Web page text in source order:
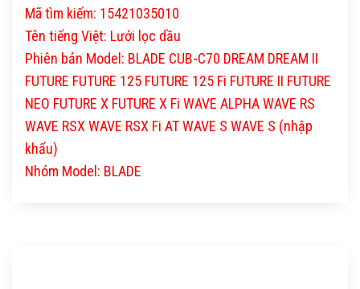
Mã tìm kiếm: 15421035010
Tên tiếng Việt: Lưới lọc dầu
Phiên bản Model: BLADE CUB-C70 DREAM DREAM II
FUTURE FUTURE 125 FUTURE 125 Fi FUTURE II FUTURE
NEO FUTURE X FUTURE X Fi WAVE ALPHA WAVE RS
WAVE RSX WAVE RSX Fi AT WAVE S WAVE S (nhập
khẩu)
Nhóm Model: BLADE